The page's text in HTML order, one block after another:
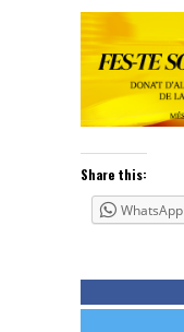
Share this:
WhatsApp